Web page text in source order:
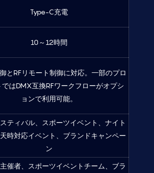
Type-C充電
10～12時間
とRFリモート制御に対応。一部のプロ
ではDMX互換RFワークフローがオプシ
ョンで利用可能。
ティバル、スポーツイベント、ナイト
時対応イベント、ブランドキャンペー
ン
催者、スポーツイベントチーム、ブラ